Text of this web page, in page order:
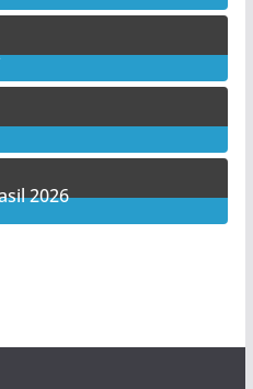
2026